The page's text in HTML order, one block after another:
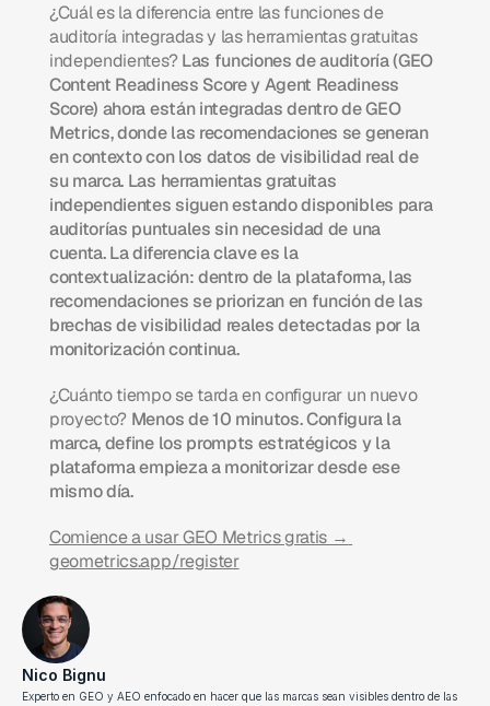
¿Cuál es la diferencia entre las funciones de
auditoría integradas y las herramientas gratuitas
independientes? Las funciones de auditoría (GEO
Content Readiness Score y Agent Readiness
Score) ahora están integradas dentro de GEO
Metrics, donde las recomendaciones se generan
en contexto con los datos de visibilidad real de
su marca. Las herramientas gratuitas
independientes siguen estando disponibles para
auditorías puntuales sin necesidad de una
cuenta. La diferencia clave es la
contextualización: dentro de la plataforma, las
recomendaciones se priorizan en función de las
brechas de visibilidad reales detectadas por la
monitorización continua.
¿Cuánto tiempo se tarda en configurar un nuevo
proyecto? Menos de 10 minutos. Configura la
marca, define los prompts estratégicos y la
plataforma empieza a monitorizar desde ese
mismo día.
Comience a usar GEO Metrics gratis →
geometrics.app/register
Nico Bignu
Experto en GEO y AEO enfocado en hacer que las marcas sean visibles dentro de las